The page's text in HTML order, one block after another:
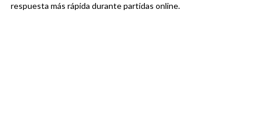
respuesta más rápida durante partidas online.